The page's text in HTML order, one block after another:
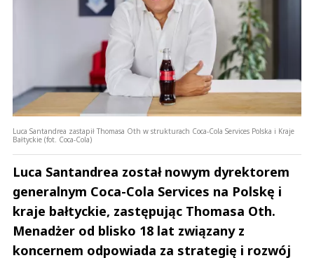
Luca Santandrea zastapił Thomasa Oth w strukturach Coca-Cola Services Polska i Kraje
Bałtyckie (fot. Coca-Cola)
Luca Santandrea został nowym dyrektorem
generalnym Coca-Cola Services na Polskę i
kraje bałtyckie, zastępując Thomasa Oth.
Menadżer od blisko 18 lat związany z
koncernem odpowiada za strategię i rozwój